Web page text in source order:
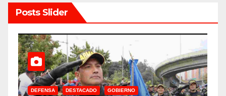
Posts Slider
DEFENSA DESTACADO GOBIERNO